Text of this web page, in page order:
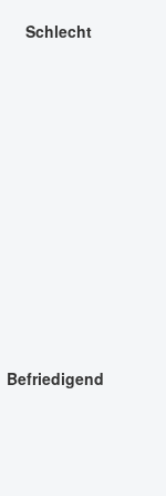
Schlecht
Befriedigend